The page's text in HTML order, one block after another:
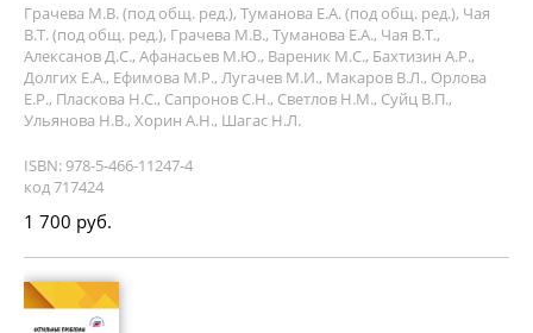
Грачева М.В. (под общ. ред.), Туманова Е.А. (под общ. ред.), Чая
В.Т. (под общ. ред.), Грачева М.В., Туманова Е.А., Чая В.Т.,
Алексанов Д.С., Афанасьев М.Ю., Вареник М.С., Бахтизин А.Р.,
Долгих Е.А., Ефимова М.Р., Лугачев М.И., Макаров В.Л., Орлова
Е.Р., Пласкова Н.С., Сапронов С.Н., Светлов Н.М., Суйц В.П.,
Ульянова Н.В., Хорин А.Н., Шагас Н.Л.
ISBN: 978-5-466-11247-4
код 717424
1 700 руб.